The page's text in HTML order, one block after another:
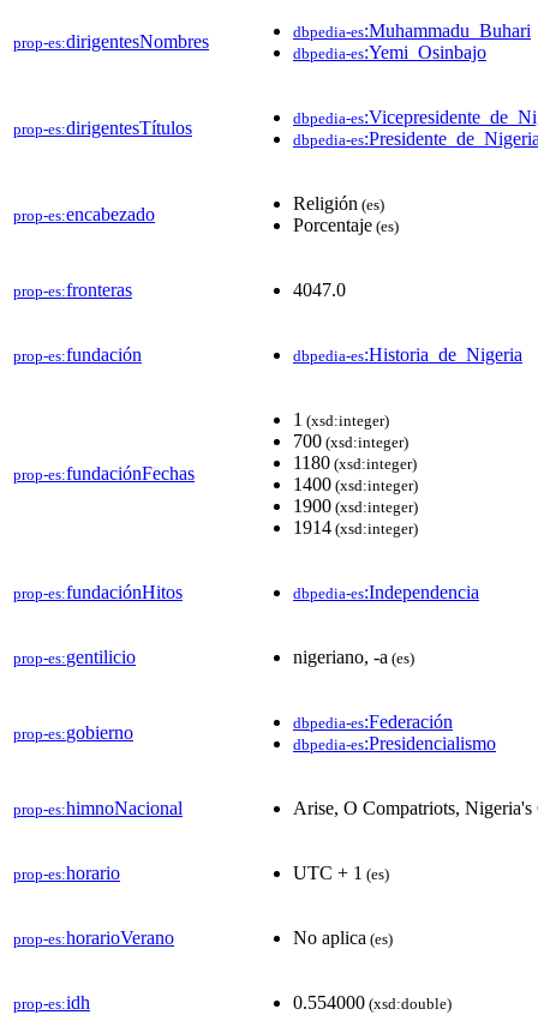
prop-es:dirigentesNombres dbpedia-es:Muhammadu_Buhari
dbpedia-es:Yemi_Osinbajo
prop-es:dirigentesTítulos dbpedia-es
dbpedia-es
prop-es:encabezado
Religión (es)
Porcentaje (es)
prop-es:fronteras 4047.0
prop-es:fundación dbpedia-es:Historia_de_Nigeria
prop-es:fundaciónFechas
1 (xsd:integer)
700 (xsd:integer)
1180 (xsd:integer)
1400 (xsd:integer)
1900 (xsd:integer)
1914 (xsd:integer)
prop-es:fundaciónHitos dbpedia-es:Independencia
prop-es:gentilicio nigeriano, -a (es)
prop-es:gobierno dbpedia-es:Federación
dbpedia-es:Presidencialismo
prop-es:himnoNacional Arise, O Compatriots,
prop-es:horario UTC + 1 (es)
prop-es:horarioVerano No aplica (es)
prop-es:idh 0.554000 (xsd:double)